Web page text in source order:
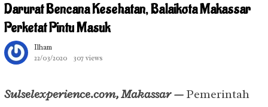
Darurat Bencana Kesehatan, Balaikota Makassar
Perketat Pintu Masuk
Ilham
22/03/2020
307 views
Sulselexperience.com, Makassar — Pemerintah